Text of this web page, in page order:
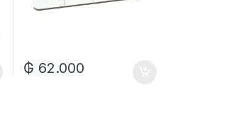
₲ 62.000